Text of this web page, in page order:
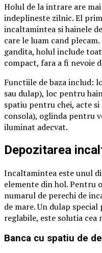
Holul de la intrare are
indeplineste zilnic. El
incaltamintea si hainele
care le luam cand
gandita, holul include
compact, fara a fi nevoie
Functiile de baza includ:
sau dulap), loc pentru
spatiu pentru chei, acte
consola), oglinda pentru
iluminat adecvat.
Depozitarea
Incaltamintea este unul
elemente din hol. Pentru
numarul de perechi de
de mare. Un dulap
reglabile, este solutia cea
Banca cu spatiu de